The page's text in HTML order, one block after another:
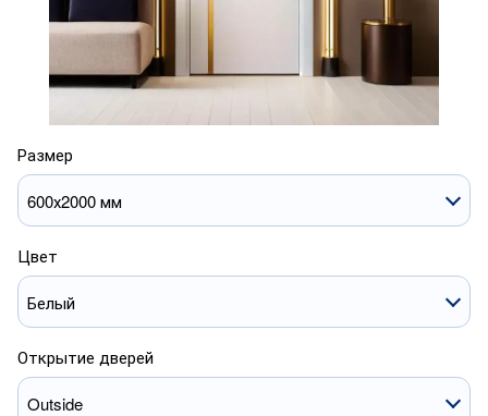
Размер
600х2000 мм
Цвет
Белый
Открытие дверей
Outside